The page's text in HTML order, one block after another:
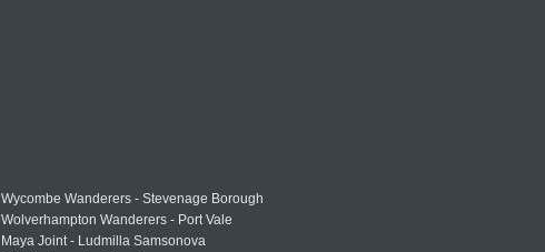
Wycombe Wanderers - Stevenage Borough
Wolverhampton Wanderers - Port Vale
Maya Joint - Ludmilla Samsonova